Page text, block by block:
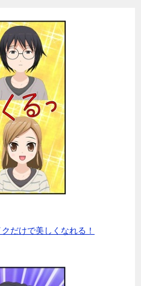
だけで美しくなれる！